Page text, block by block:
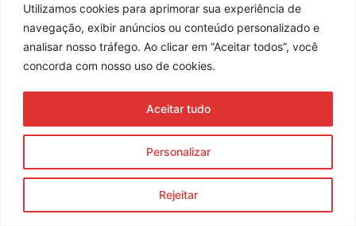
Utilizamos cookies para aprimorar sua experiência de
navegação, exibir anúncios ou conteúdo personalizado e
analisar nosso tráfego. Ao clicar em “Aceitar todos”, você
concorda com nosso uso de cookies.
Personalizar
Rejeitar
Aceitar tudo
Assine nossa newsletter
© 2023 Morente Forte. Todos os direitos reservados
Política de Privacidade e Termos de Uso